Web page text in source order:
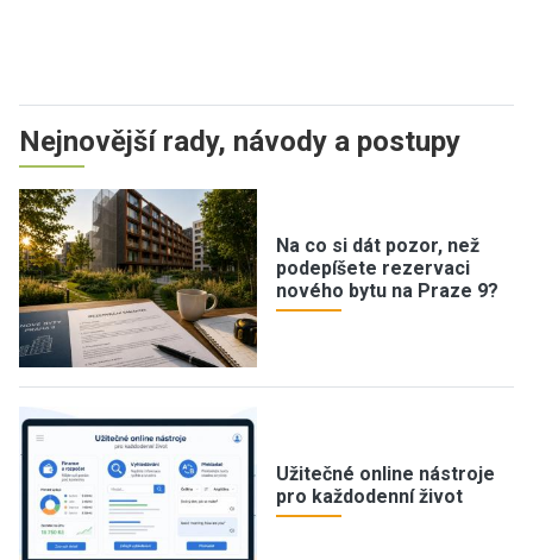
Nejnovější rady, návody a postupy
Na co si dát pozor, než
podepíšete rezervaci
nového bytu na Praze 9?
Užitečné online nástroje
pro každodenní život